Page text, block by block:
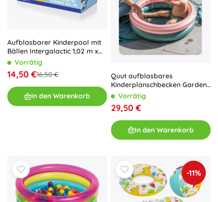
Aufblasbarer Kinderpool mit
Bällen Intergalactic 1,02 m x
25 cm
Vorrätig
14,50 €16,50 €
In den Warenkorb
Quut aufblasbares
Kinderplanschbecken Garden
Green 80 cm
Vorrätig
29,50 €
In den Warenkorb
-11%